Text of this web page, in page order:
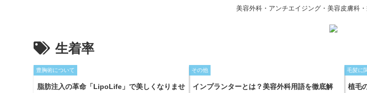
美容外科・アンチエイジング・美容皮膚科・
生着率
豊胸術について
脂肪注入の革命「LipoLife」で美しくなりませ
その他
インプランターとは？美容外科用語を徹底解
毛髪に
植毛